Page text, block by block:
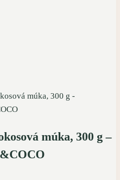
múka, 300 g –